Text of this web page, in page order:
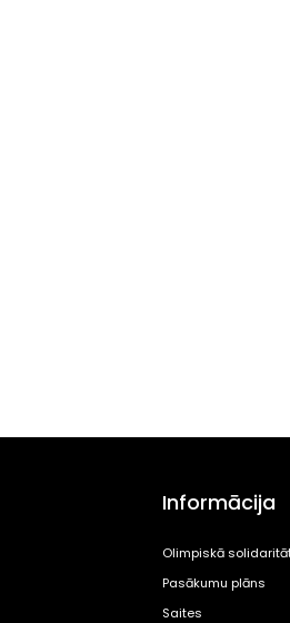
Informācija
Olimpiskā
Pasākumu plāns
Saites